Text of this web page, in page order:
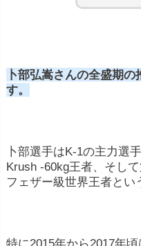
卜部弘嵩さんの全盛期
す。
卜部選手はK-1の主力選
Krush -60kg王者、そし
フェザー級世界王者とい
特に2015年から2017年